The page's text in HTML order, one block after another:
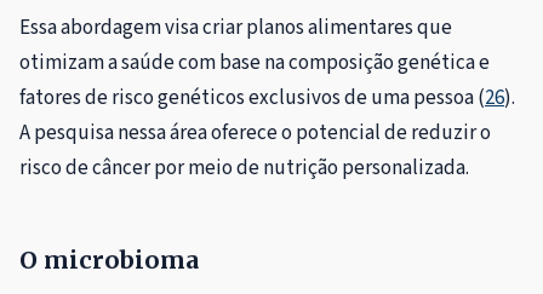
Essa abordagem visa criar planos alimentares que
otimizam a saúde com base na composição genética e
fatores de risco genéticos exclusivos de uma pessoa (26).
A pesquisa nessa área oferece o potencial de reduzir o
risco de câncer por meio de nutrição personalizada.
O microbioma